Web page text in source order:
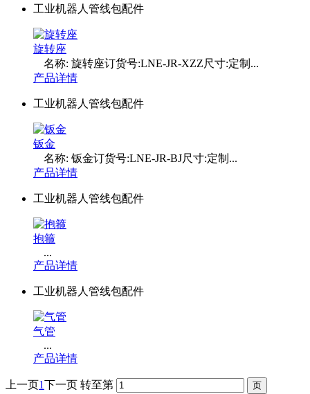
工业机器人管线包配件
旋转座
名称: 旋转座订货号:LNE-JR-XZZ尺寸:定制...
产品详情
工业机器人管线包配件
钣金
名称: 钣金订货号:LNE-JR-BJ尺寸:定制...
产品详情
工业机器人管线包配件
抱箍
...
产品详情
工业机器人管线包配件
气管
...
产品详情
上一页1下一页 转至第